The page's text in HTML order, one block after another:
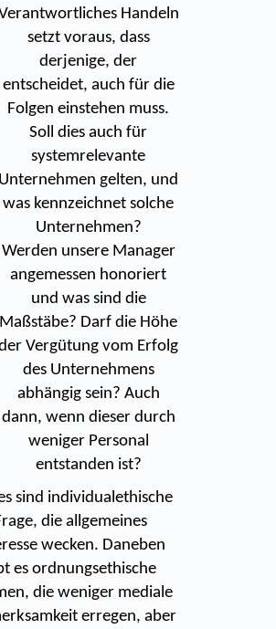
Handeln
setzt voraus, dass
derjenige, der
entscheidet, auch für die
Folgen einstehen muss.
Soll dies auch für
systemrelevante
Unternehmen gelten, und
was kennzeichnet solche
Unternehmen?
Werden unsere Manager
angemessen honoriert
und was sind die
Maßstäbe? Darf die Höhe
Vergütung vom Erfolg
des Unternehmens
abhängig sein? Auch
dann, wenn dieser durch
weniger Personal
entstanden ist?
sind individualethische
die allgemeines
wecken. Daneben
es ordnungsethische
die weniger mediale
erregen, aber